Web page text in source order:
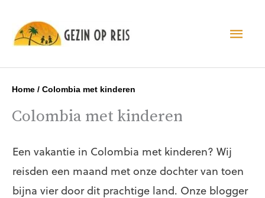
Home / Colombia met kinderen
Colombia met kinderen
Een vakantie in Colombia met kinderen? Wij
reisden een maand met onze dochter van toen
bijna vier door dit prachtige land. Onze blogger